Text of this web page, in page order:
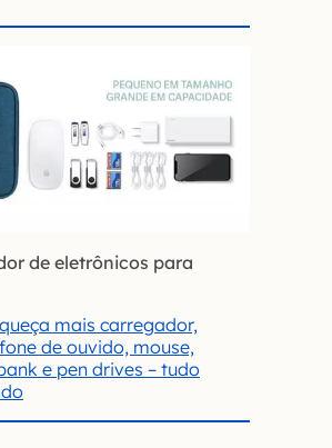
de eletrônicos para
mais carregador,
de ouvido, mouse,
e pen drives – tudo